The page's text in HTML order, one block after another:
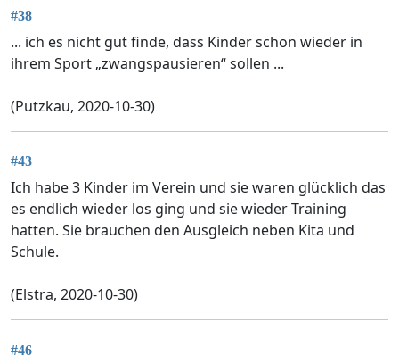
#38
... ich es nicht gut finde, dass Kinder schon wieder in
ihrem Sport „zwangspausieren“ sollen ...
(Putzkau, 2020-10-30)
#43
Ich habe 3 Kinder im Verein und sie waren glücklich das
es endlich wieder los ging und sie wieder Training
hatten. Sie brauchen den Ausgleich neben Kita und
Schule.
(Elstra, 2020-10-30)
#46